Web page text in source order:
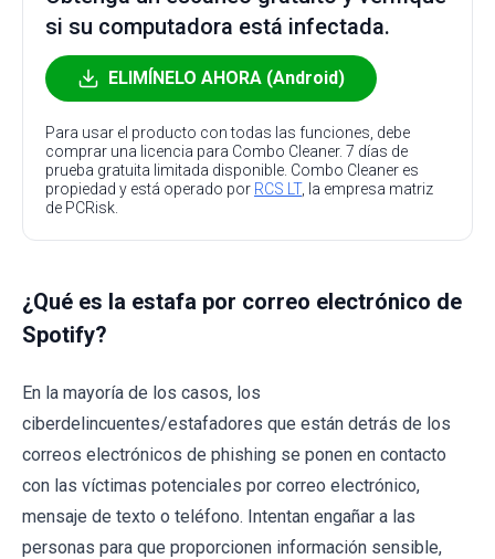
si su computadora está infectada.
ELIMÍNELO AHORA (Android)
Para usar el producto con todas las funciones, debe
comprar una licencia para Combo Cleaner. 7 días de
prueba gratuita limitada disponible. Combo Cleaner es
propiedad y está operado por RCS LT, la empresa matriz
de PCRisk.
¿Qué es la estafa por correo electrónico de
Spotify?
En la mayoría de los casos, los
ciberdelincuentes/estafadores que están detrás de los
correos electrónicos de phishing se ponen en contacto
con las víctimas potenciales por correo electrónico,
mensaje de texto o teléfono. Intentan engañar a las
personas para que proporcionen información sensible,